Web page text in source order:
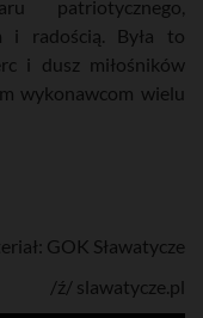
patriotycznego,
i radością. Była to
i dusz miłośników
wykonawcom wielu
GOK Sławatycze
/ź/ slawatycze.pl